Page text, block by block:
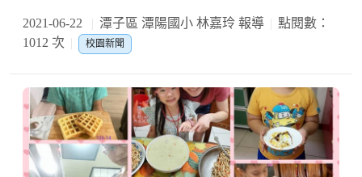
2021-06-22 潭子區 潭陽國小 林嘉玲 報導
點閱數：
1012 次
校園新聞